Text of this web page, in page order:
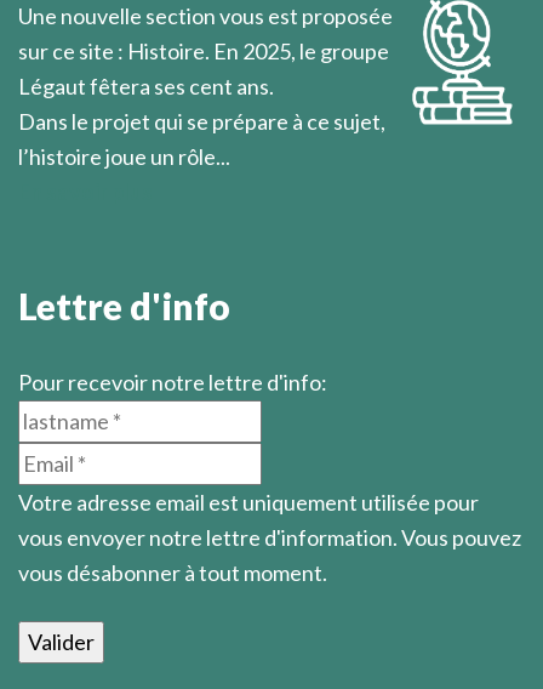
Une nouvelle section vous est proposée
sur ce site : Histoire. En 2025, le groupe
Légaut fêtera ses cent ans.
Dans le projet qui se prépare à ce sujet,
l’histoire joue un rôle...
Lettre d'info
Pour recevoir notre lettre d'info:
Votre adresse email est uniquement utilisée pour
vous envoyer notre lettre d'information. Vous pouvez
vous désabonner à tout moment.